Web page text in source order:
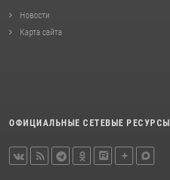
Новости
Карта сайта
ОФИЦИАЛЬНЫЕ СЕТЕВЫЕ РЕСУРСЫ